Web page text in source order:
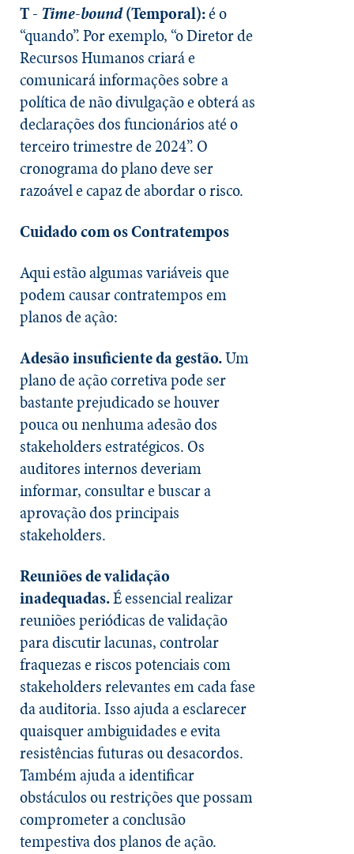
T - Time-bound(Temporal):é o
“quando”. Por exemplo, “o Diretor de
Recursos Humanos criará e
comunicará informações sobre a
política de não divulgação e obterá as
declarações dos funcionários até o
terceiro trimestre de 2024”. O
cronograma do plano deve ser
razoável e capaz de abordar o risco.
Cuidado com os Contratempos
Aqui estão algumas variáveis que
podem causar contratempos em
planos de ação:
Adesão insuficiente da gestão.Um
plano de ação corretiva pode ser
bastante prejudicado se houver
pouca ou nenhuma adesão dos
stakeholders estratégicos. Os
auditores internos deveriam
informar, consultar e buscar a
aprovação dos principais
stakeholders.
Reuniões de validação
inadequadas.É essencial realizar
reuniões periódicas de validação
para discutir lacunas, controlar
fraquezas e riscos potenciais com
stakeholders relevantes em cada fase
da auditoria. Isso ajuda a esclarecer
quaisquer ambiguidades e evita
resistências futuras ou desacordos.
Também ajuda a identificar
obstáculos ou restrições que possam
comprometer a conclusão
tempestiva dos planos de ação.